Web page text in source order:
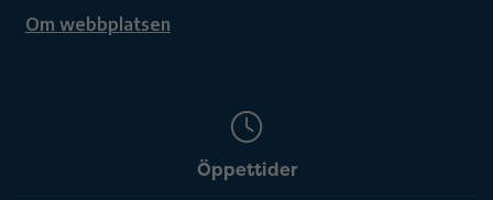
Om webbplatsen
Öppettider